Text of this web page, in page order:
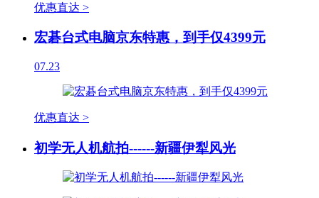
优惠直达 >
宏碁台式电脑京东特惠，到手仅4399元
07.23
优惠直达 >
初学无人机航拍------新疆伊犁风光